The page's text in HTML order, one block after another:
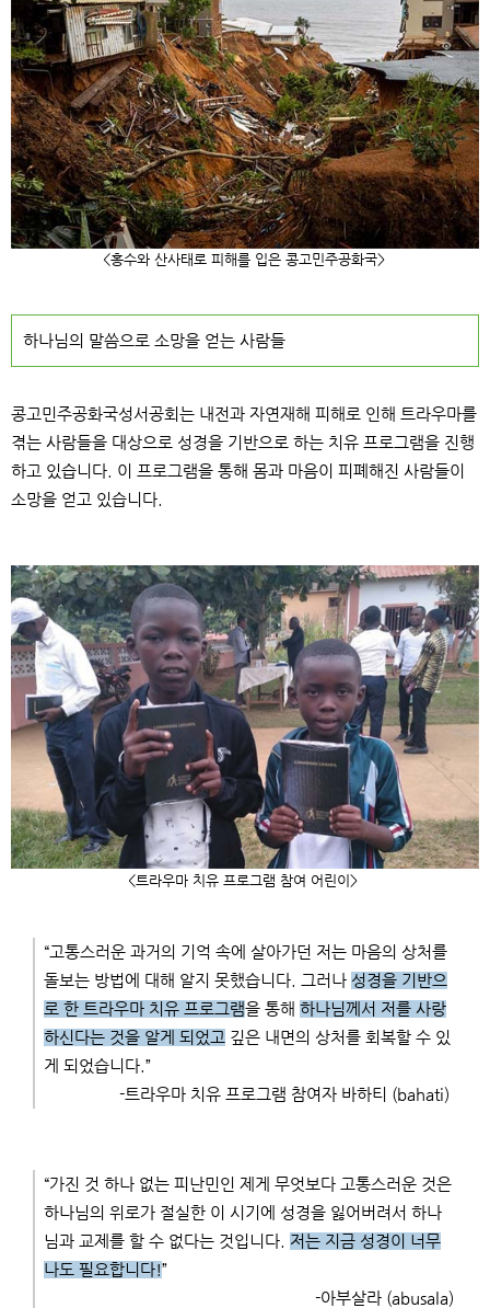
<홍수와 산사태로 피해를 입은 콩고민주공화국>
하나님의 말씀으로 소망을 얻는 사람들
콩고민주공화국성서공회는 내전과 자연재해 피해로 인해 트라우마를
겪는 사람들을 대상으로 성경을 기반으로 하는 치유 프로그램을 진행
하고 있습니다. 이 프로그램을 통해 몸과 마음이 피폐해진 사람들이
소망을 얻고 있습니다.
<트라우마 치유 프로그램 참여 어린이 >
“고통스러운 과거의 기억 속에 살아가던 저는 마음의 상처를
돌보는 방법에 대해 알지 못했습니다
그러나 성경을 기반으
로 한 트라우마 치유 프로그램을 통해 하나님께서 저를 사랑
하신다는 것을 알게 되었고 깊은 내면의 상처를 회복할 수 있
게 되었습니다 .”
-트라우마 치유 프로그램 참여자 바하티 (bahati)
“가진 것 하나 없는 피난민인 제게 무엇보다 고통스러운 것은
하나님의 위로가 절실한 이 시기에 성경을 잃어버려서 하나
님과 교제를 할 수 없다는 것입니다
저는 지금 성경이 너무
나도 필요합니다!”
-아부살라 (abusala)